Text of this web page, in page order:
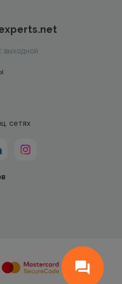
выходной
сетях